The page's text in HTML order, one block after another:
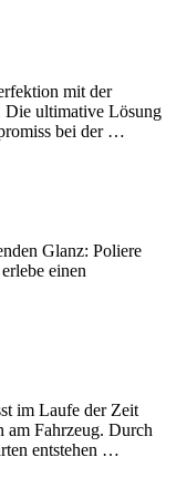
mit der
ultimative Lösung
bei der …
Glanz: Poliere
einen
im Laufe der Zeit
am Fahrzeug. Durch
entstehen …